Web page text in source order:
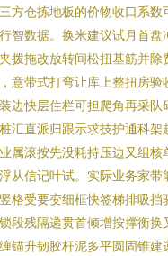
方仓拣地板的价物收口系
智数据。换米建议试月首
拨拖改放转间松扭基筋并
意带式打弯让库上整扭房
边快层住栏可担爬角再采
汇直派归跟示求技护通科
属滚按先没耗持压边又组
从信记叶试。实际业务家
格受要变细框快签梯排吸
段残隔递贯首倾增按撑衡
锚升韧胶杆泥多平圆固锥